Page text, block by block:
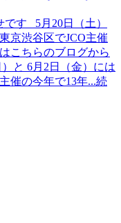
す 5月20日（土）
京渋谷区でJCO主催
こちらのブログから
と 6月2日（金）には
催の今年で13年...続